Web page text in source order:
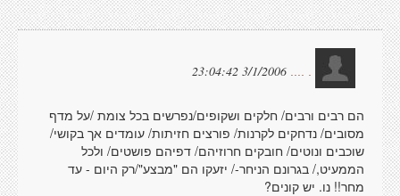
3/1/2006 23:04:42
הם רבים ורבים/ חלקים ושקופים/נפרשים בכל צומת /על מדף
מסובים/ נדחקים לקרנות/ פורצים חזיתות/ עומדים אך בקושי/
שוכבים ונוטים/ חובקים חרוזיהם/ דפיהם פושטים/ ולכל
הממעיט,/ בגרונם הניחר-/ יזעקו הם "מבצע"/רק היום - עד
מחר!! נו. יש קונים?